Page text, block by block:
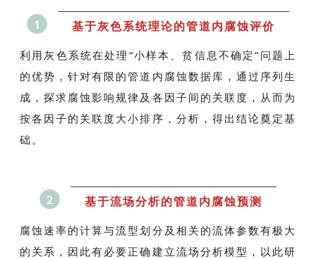
1 基于灰色系统理论的管道内腐蚀评价
利用灰色系统在处理“小样本、贫信息不确定”问题上
的优势，针对有限的管道内腐蚀数据库，通过序列生
成，探求腐蚀影响规律及各因子间的关联度，从而为
按各因子的关联度大小排序，分析，得出结论奠定基
础。
2 基于流场分析的管道内腐蚀预测
腐蚀速率的计算与流型划分及相关的流体参数有极大
的关系，因此有必要正确建立流场分析模型，以此研